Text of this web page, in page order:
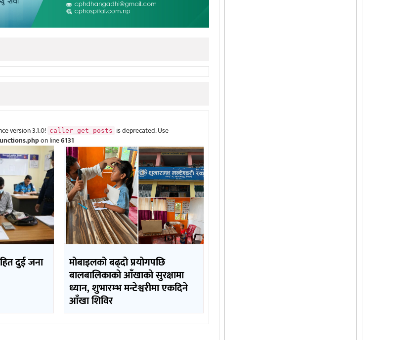
version 3.1.0! caller_get_posts is deprecated. Use
on line6131
दुई जना मोबाइलको बढ्दो प्रयोगपछि
बालबालिकाको आँखाको सुरक्षामा
ध्यान, शुभारम्भ मन्टेश्वरीमा एकदिने
आँखा शिविर